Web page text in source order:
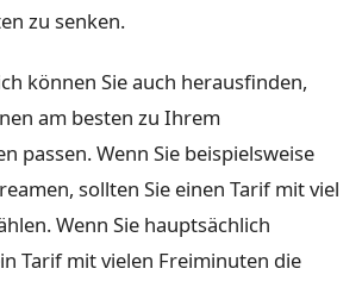
zu senken.
können Sie auch herausfinden,
am besten zu Ihrem
passen. Wenn Sie beispielsweise
sollten Sie einen Tarif mit viel
Wenn Sie hauptsächlich
Tarif mit vielen Freiminuten die